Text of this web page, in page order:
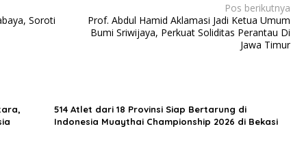
Soroti
Pos berikutnya
Prof. Abdul Hamid Aklamasi Jadi Ketua Umum
Bumi Sriwijaya, Perkuat Soliditas Perantau Di
Jawa Timur
514 Atlet dari 18 Provinsi Siap Bertarung di
Indonesia Muaythai Championship 2026 di Bekasi